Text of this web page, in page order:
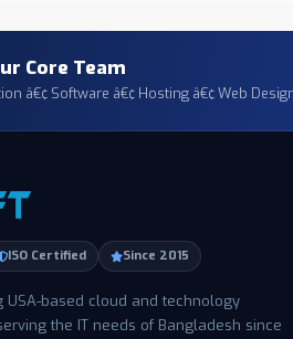
Core Team
â€¢ Software â€¢ Hosting â€¢ Web
ISO Certified Since 2015
USA-based cloud and technology
the IT needs of Bangladesh since